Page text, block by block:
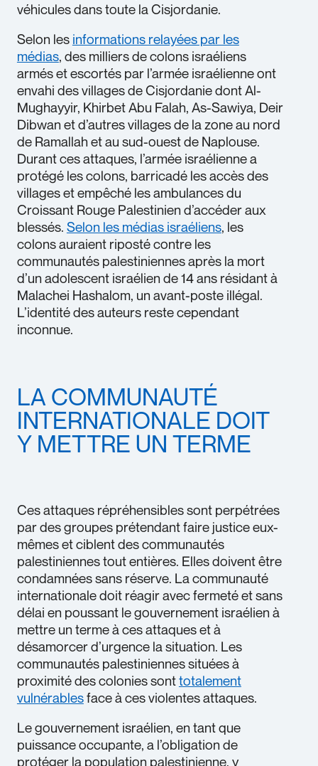
véhicules dans toute la Cisjordanie.
Selon les informations relayées par les
médias, des milliers de colons israéliens
armés et escortés par l’armée israélienne ont
envahi des villages de Cisjordanie dont Al-
Mughayyir, Khirbet Abu Falah, As-Sawiya, Deir
Dibwan et d’autres villages de la zone au nord
de Ramallah et au sud-ouest de Naplouse.
Durant ces attaques, l’armée israélienne a
protégé les colons, barricadé les accès des
villages et empêché les ambulances du
Croissant Rouge Palestinien d’accéder aux
blessés. Selon les médias israéliens, les
colons auraient riposté contre les
communautés palestiniennes après la mort
d’un adolescent israélien de 14 ans résidant à
Malachei Hashalom, un avant-poste illégal.
L’identité des auteurs reste cependant
inconnue.
LA COMMUNAUTÉ
INTERNATIONALE DOIT
Y METTRE UN TERME
Ces attaques répréhensibles sont perpétrées
par des groupes prétendant faire justice eux-
mêmes et ciblent des communautés
palestiniennes tout entières. Elles doivent être
condamnées sans réserve. La communauté
internationale doit réagir avec fermeté et sans
délai en poussant le gouvernement israélien à
mettre un terme à ces attaques et à
désamorcer d’urgence la situation. Les
communautés palestiniennes situées à
proximité des colonies sonttotalement
vulnérablesface à ces violentes attaques.
Le gouvernement israélien, en tant que
puissance occupante, a l’obligation de
protéger la population palestinienne, y